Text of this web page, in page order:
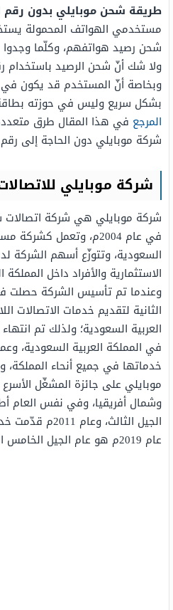
طريقة شحن موبايلي بدون رقم
مستخدمي الهواتف المحمولة
شحن رصيد هواتفهم، وكلّما
ولا شك أنّ شحن الرصيد باستخدام
وبخاصة أنّ المستخدم قد يكون في
بشكل سريع وليس في حوزته
المرجع في هذا المقال طرق
شركة موبايلي دون الحاجة إلى
شركة موبايلي
شركة موبايلي هي شركة
في عام 2004م، وتعمل
السعودية، وتتوزّع أسهم
الاستثمارية والأفراد داخل
وعندما تم تأسيس الشركة حصلت
الثانية لتقديم خدمات الاتصالات
العربية السعودية؛ ولذلك تم انتهاء
في المملكة العربية السعودية،
موبايلي على جائزة المشغّل
وشمال أفريقيا، وفي نفس العام
الجيل الثالث،
عام 2019م هو عام الجيل الخامس المقدّم من شركة موبايلي.